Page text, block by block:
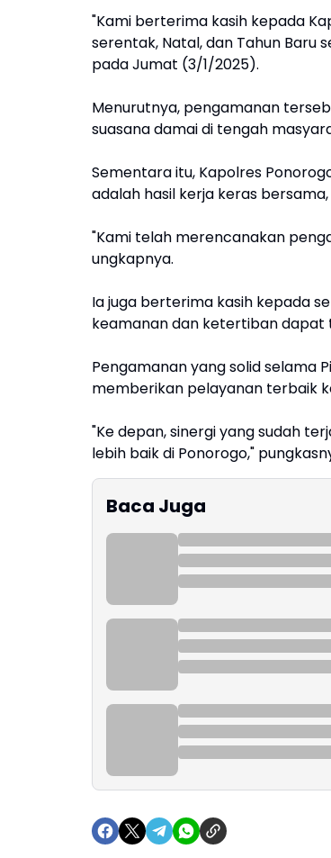
"Kami berterima kasih kepada
serentak, Natal, dan Tahun Baru
pada Jumat (3/1/2025).
Menurutnya, pengamanan
suasana damai di tengah
Sementara itu, Kapolres
adalah hasil kerja keras
"Kami telah merencanakan
ungkapnya.
Ia juga berterima kasih kepada
keamanan dan ketertiban dapat
Pengamanan yang solid selama
memberikan pelayanan terbaik
"Ke depan, sinergi yang sudah
lebih baik di Ponorogo,"
Baca Juga